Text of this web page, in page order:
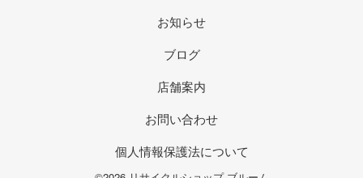
お知らせ
ブログ
店舗案内
お問い合わせ
個人情報保護法について